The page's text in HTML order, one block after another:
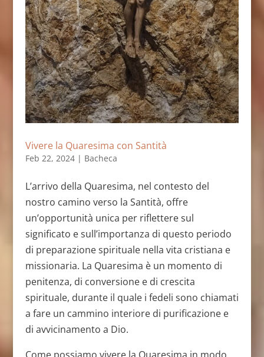
Vivere la Quaresima con Santità
Feb 22, 2024| Bacheca
L’arrivo della Quaresima, nel contesto del
nostro camino verso la Santità, offre
un’opportunità unica per riflettere sul
significato e sull’importanza di questo periodo
di preparazione spirituale nella vita cristiana e
missionaria. La Quaresima è un momento di
penitenza, di conversione e di crescita
spirituale, durante il quale i fedeli sono chiamati
a fare un cammino interiore di purificazione e
di avvicinamento a Dio.